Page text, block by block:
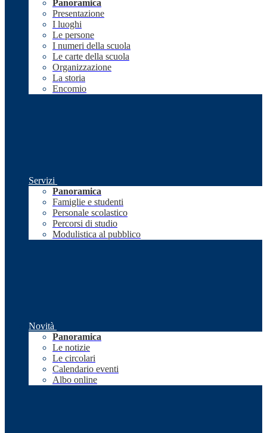
Panoramica
Presentazione
I luoghi
Le persone
I numeri della scuola
Le carte della scuola
Organizzazione
La storia
Encomio
Servizi
Panoramica
Famiglie e studenti
Personale scolastico
Percorsi di studio
Modulistica al pubblico
Novità
Panoramica
Le notizie
Le circolari
Calendario eventi
Albo online